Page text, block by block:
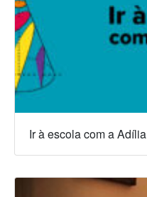
Ir à escola com a Adília